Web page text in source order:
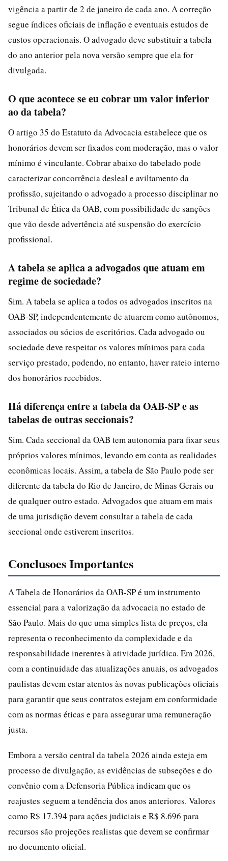
vigência a partir de 2 de janeiro de cada ano. A correção
segue índices oficiais de inflação e eventuais estudos de
custos operacionais. O advogado deve substituir a tabela
do ano anterior pela nova versão sempre que ela for
divulgada.
O que acontece se eu cobrar um valor inferior
ao da tabela?
O artigo 35 do Estatuto da Advocacia estabelece que os
honorários devem ser fixados com moderação, mas o valor
mínimo é vinculante. Cobrar abaixo do tabelado pode
caracterizar concorrência desleal e aviltamento da
profissão, sujeitando o advogado a processo disciplinar no
Tribunal de Ética da OAB, com possibilidade de sanções
que vão desde advertência até suspensão do exercício
profissional.
A tabela se aplica a advogados que atuam em
regime de sociedade?
Sim. A tabela se aplica a todos os advogados inscritos na
OAB-SP, independentemente de atuarem como autônomos,
associados ou sócios de escritórios. Cada advogado ou
sociedade deve respeitar os valores mínimos para cada
serviço prestado, podendo, no entanto, haver rateio interno
dos honorários recebidos.
Há diferença entre a tabela da OAB-SP e as
tabelas de outras seccionais?
Sim. Cada seccional da OAB tem autonomia para fixar seus
próprios valores mínimos, levando em conta as realidades
econômicas locais. Assim, a tabela de São Paulo pode ser
diferente da tabela do Rio de Janeiro, de Minas Gerais ou
de qualquer outro estado. Advogados que atuam em mais
de uma jurisdição devem consultar a tabela de cada
seccional onde estiverem inscritos.
Conclusoes Importantes
A Tabela de Honorários da OAB-SP é um instrumento
essencial para a valorização da advocacia no estado de
São Paulo. Mais do que uma simples lista de preços, ela
representa o reconhecimento da complexidade e da
responsabilidade inerentes à atividade jurídica. Em 2026,
com a continuidade das atualizações anuais, os advogados
paulistas devem estar atentos às novas publicações oficiais
para garantir que seus contratos estejam em conformidade
com as normas éticas e para assegurar uma remuneração
justa.
Embora a versão central da tabela 2026 ainda esteja em
processo de divulgação, as evidências de subseções e do
convênio com a Defensoria Pública indicam que os
reajustes seguem a tendência dos anos anteriores. Valores
como R$ 17.394 para ações judiciais e R$ 8.696 para
recursos são projeções realistas que devem se confirmar
no documento oficial.